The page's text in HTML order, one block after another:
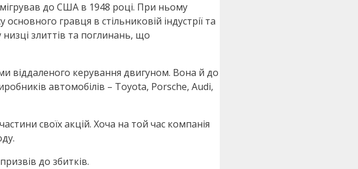
до США в 1948 році. При ньому
гравця в стільниковій індустрії та
злиттів та поглинань, що
віддаленого керування двигуном. Вона й до
автомобілів – Toyota, Porsche, Audi,
своїх акцій. Хоча на той час компанія
до збитків.